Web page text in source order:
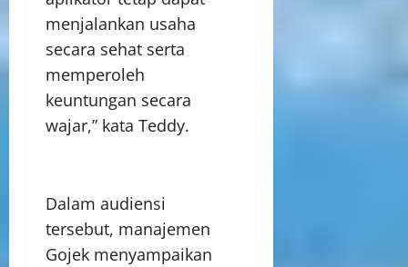
menjalankan usaha
secara sehat serta
memperoleh
keuntungan secara
wajar,” kata Teddy.
Dalam audiensi
tersebut, manajemen
Gojek menyampaikan